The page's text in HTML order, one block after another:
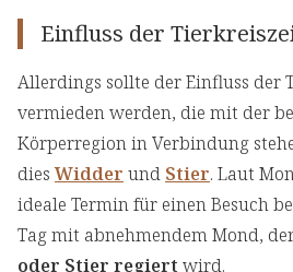
Einfluss der
Allerdings sollte der Einfluss der
vermieden werden, die mit der
Körperregion in Verbindung
diesWidder und Stier. Laut
ideale Termin für einen Besuch
Tag mit abnehmendem Mond,
oder Stier regiert wird.